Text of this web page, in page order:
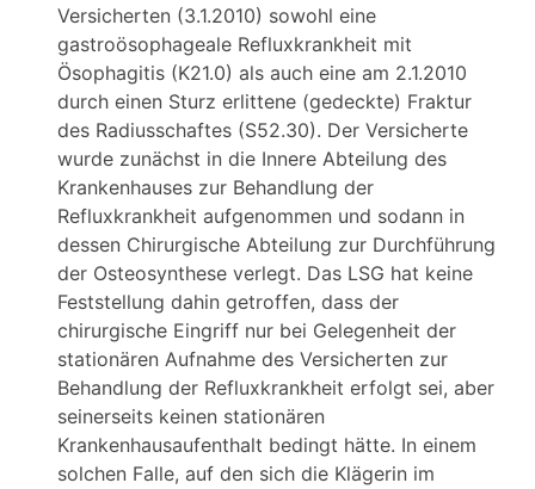
Versicherten (3.1.2010) sowohl eine
gastroösophageale Refluxkrankheit mit
Ösophagitis (K21.0) als auch eine am 2.1.2010
durch einen Sturz erlittene (gedeckte) Fraktur
des Radiusschaftes (S52.30). Der Versicherte
wurde zunächst in die Innere Abteilung des
Krankenhauses zur Behandlung der
Refluxkrankheit aufgenommen und sodann in
dessen Chirurgische Abteilung zur Durchführung
der Osteosynthese verlegt. Das LSG hat keine
Feststellung dahin getroffen, dass der
chirurgische Eingriff nur bei Gelegenheit der
stationären Aufnahme des Versicherten zur
Behandlung der Refluxkrankheit erfolgt sei, aber
seinerseits keinen stationären
Krankenhausaufenthalt bedingt hätte. In einem
solchen Falle, auf den sich die Klägerin im